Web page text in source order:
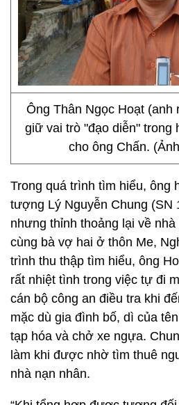
Ông Thân Ngọc Hoạt (anh
giữ vai trò "đạo diễn" trong
cho ông Chấn.
Trong quá trình tìm hiểu, ông
tượng Lý Nguyễn Chung (SN
nhưng thỉnh thoảng lại về
cùng bà vợ hai ở thôn Me,
trình thu thập tìm hiểu, ông
rất nhiệt tình trong việc tự đi
cán bộ công an điều tra khi
mặc dù gia đình bố, dì của
tạp hóa và chở xe ngựa.
làm khi được nhờ tìm thuê
nhà nạn nhân.